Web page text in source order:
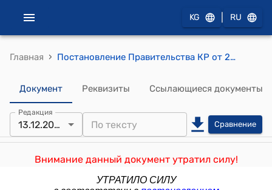
KG RU
Главная › Постановление Правительства КР от 29 марта 2013 года № 159 "О внесении дополнений в постановление Правительства Кыргызской Республики "Об утверждении проекта "Финансирование сельского хозяйства" от 12 января 2013 года № 10"
Документ Реквизиты Ссылающиеся документы
Редакция
13.12.2023 Сравнение
Внимание данный документ утратил силу!